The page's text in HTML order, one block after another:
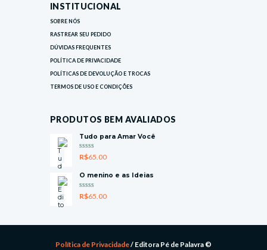
INSTITUCIONAL
SOBRE NÓS
RASTREAR SEU PEDIDO
DÚVIDAS FREQUENTES
POLÍTICA DE PRIVACIDADE
POLÍTICAS DE DEVOLUÇÃO E TROCAS
TERMOS DE USO E CONDIÇÕES
PRODUTOS BEM AVALIADOS
Tudo para Amar Você
AVALIAÇ
ÃO5.00
DE 5
R$65.00
O menino e as Ideias
AVALIAÇ
ÃO5.00
DE 5
R$65.00
Política de Privacidade/ Editora Pé de Palavra ©